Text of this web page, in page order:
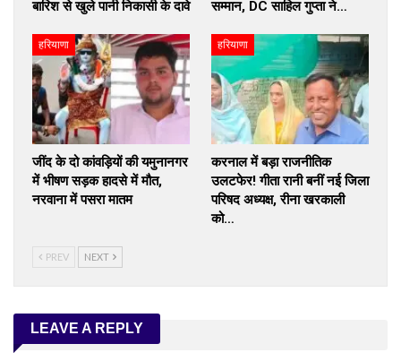
बारिश से खुले पानी निकासी के दावे
सम्मान, DC साहिल गुप्ता ने…
हरियाणा
जींद के दो कांवड़ियों की यमुनानगर
में भीषण सड़क हादसे में मौत,
नरवाना में पसरा मातम
हरियाणा
करनाल में बड़ा राजनीतिक
उलटफेर! गीता रानी बनीं नई जिला
परिषद अध्यक्ष, रीना खरकाली
को…
PREV NEXT
LEAVE A REPLY